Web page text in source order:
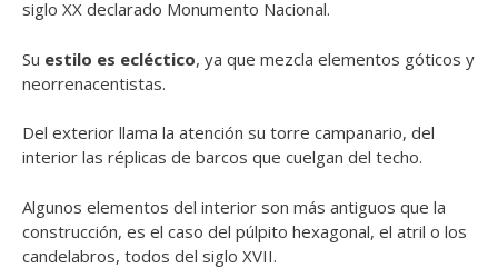
siglo XX declarado Monumento Nacional.
Su estilo es ecléctico, ya que mezcla elementos góticos y
neorrenacentistas.
Del exterior llama la atención su torre campanario, del
interior las réplicas de barcos que cuelgan del techo.
Algunos elementos del interior son más antiguos que la
construcción, es el caso del púlpito hexagonal, el atril o los
candelabros, todos del siglo XVII.